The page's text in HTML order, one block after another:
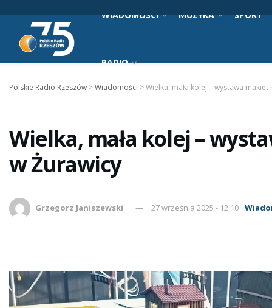
WIADOMOŚCI MUZYKA SPORT
RADIO
Polskie Radio Rzeszów >Wiadomości >Wielka, mała kolej – wystawa
Wielka, mała kolej –
w Żurawicy
Grzegorz Janiszewski 27 września 2025 - 12:10